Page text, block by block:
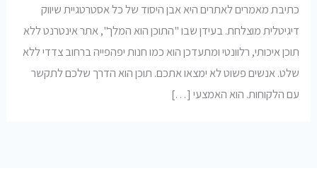
כתיבת מאמרים לאתרים היא אבן היסוד של כל אסטרטגיית שיווק
דיגיטלית מוצלחת. בעידן שבו "התוכן הוא המלך", אתר אינטרנט ללא
תוכן איכותי, רלוונטי ומתעדכן הוא כמו חנות יפהפייה ברחוב צדדי ללא
שלט. אנשים פשוט לא ימצאו אתכם. תוכן הוא הדרך שלכם לתקשר
עם הלקוחות. הוא האמצעי […]